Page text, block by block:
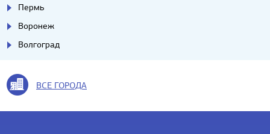
Пермь
Воронеж
Волгоград
ВСЕ ГОРОДА